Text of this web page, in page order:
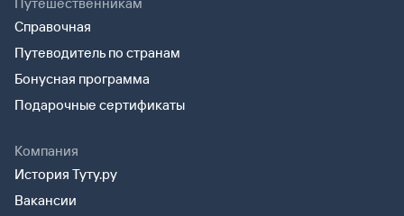
Справочная
Путеводитель по странам
Бонусная программа
Подарочные сертификаты
Компания
История Туту.ру
Вакансии